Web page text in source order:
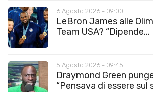
6 Agosto 2026 - 09:00
LeBron James alle
Team USA? “Dipende...
5 Agosto 2026 - 09:45
Draymond Green
“Pensava di essere sul